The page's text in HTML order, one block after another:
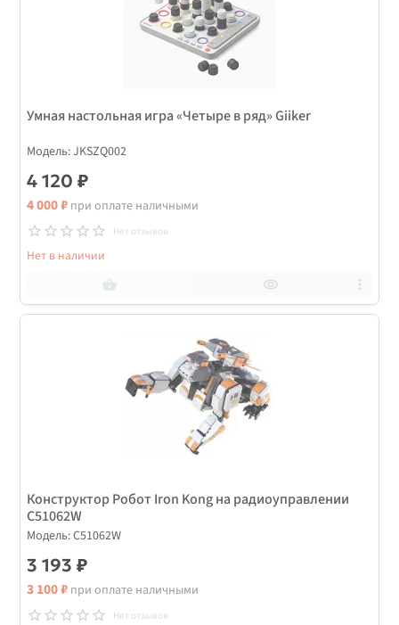
Умная настольная игра «Четыре в ряд» Giiker
Модель: JKSZQ002
4 120 ₽
4 000 ₽ при оплате наличными
Нет отзывов
Нет в наличии
Конструктор Робот Iron Kong на радиоуправлении
C51062W
Модель: C51062W
3 193 ₽
3 100 ₽ при оплате наличными
Нет отзывов